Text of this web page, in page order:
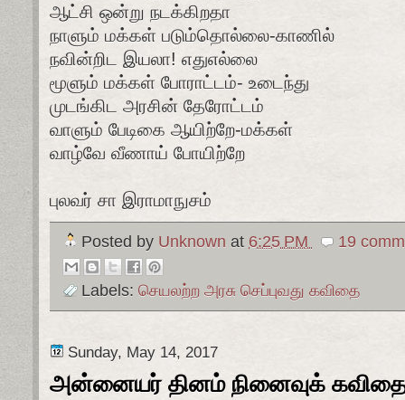
ஆட்சி ஒன்று நடக்கிறதா
நாளும் மக்கள் படும்தொல்லை-காணில்
நவின்றிட இயலா! எதுஎல்லை
மூளும் மக்கள் போராட்டம்- உடைந்து
முடங்கிட அரசின் தேரோட்டம்
வாளும் பேடிகை ஆயிற்றே-மக்கள்
வாழ்வே வீணாய் போயிற்றே
புலவர் சா இராமாநுசம்
Posted by Unknown at 6:25 PM 19
Labels: செயலற்ற அரசு செப்புவது கவிதை
Sunday, May 14, 2017
அன்னையர் தினம் நினைவுக்